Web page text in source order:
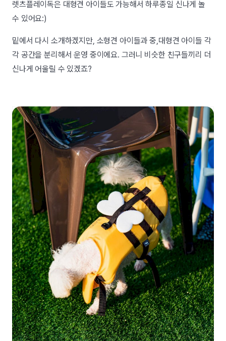
렛츠플레이독은 대형견 아이들도 가능해서 하루종일 신나게 놀
수 있어요:)
밑에서 다시 소개하겠지만, 소형견 아이들과 중,대형견 아이들 각
각 공간을 분리해서 운영 중이에요. 그러니 비슷한 친구들끼리 더
신나게 어울릴 수 있겠죠?